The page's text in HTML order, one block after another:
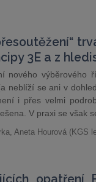
3E a z
nového
neblíží se ani v
i přes velmi
V praxi se však
Aneta Hourová (KGS